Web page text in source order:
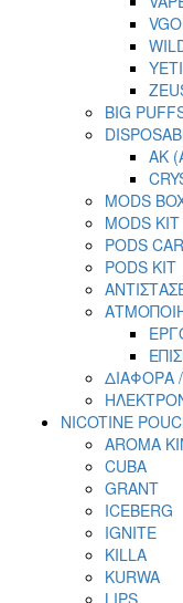
YETI
BIG
AK
MODS
MODS KIT
PODS
PODS KIT
ΔΙΑΦΟΡΑ
NICOTINE
AROMA
CUBA
GRANT
ICEBERG
IGNITE
KILLA
KURWA
LIPS